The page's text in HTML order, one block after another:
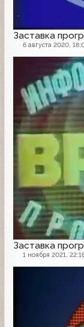
Заставка
6 августа 2020,
Заставка
1 ноября 2021,
Заставка программы